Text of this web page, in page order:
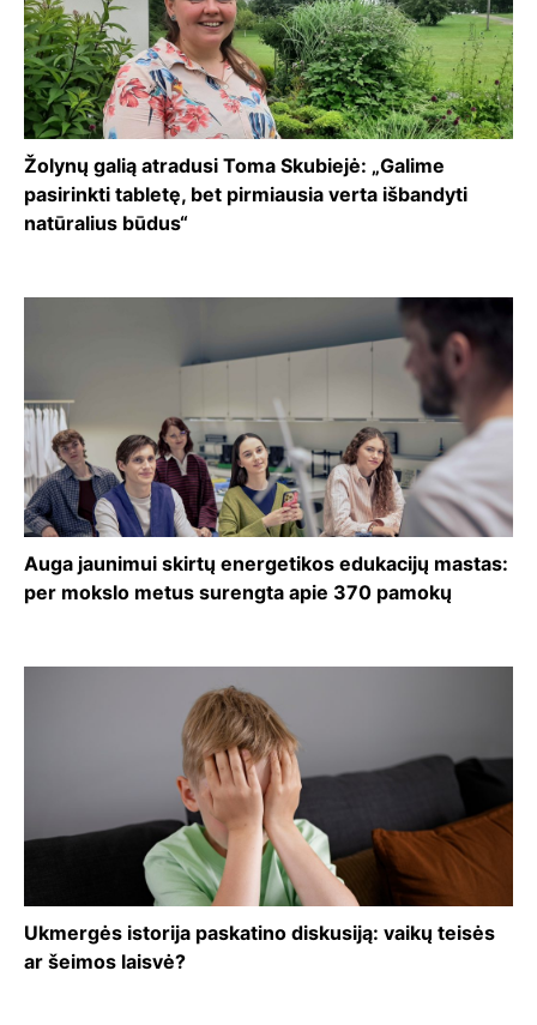
Žolynų galią atradusi Toma Skubiejė: „Galime
pasirinkti tabletę, bet pirmiausia verta išbandyti
natūralius būdus“
Auga jaunimui skirtų energetikos edukacijų mastas:
per mokslo metus surengta apie 370 pamokų
Ukmergės istorija paskatino diskusiją: vaikų teisės
ar šeimos laisvė?